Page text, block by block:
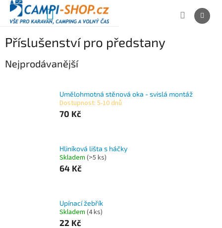
Přejít
obsah
NÁKUPNÍ
Příslušenství pro předstany
Nejprodávanější
Umělohmotná stěnová oka - svislá montáž
Dostupnost: 5-10 dnů
70 Kč
Hliníková lišta s háčky
Skladem (>5 ks)
64 Kč
Upínací žebřík
Skladem (4 ks)
22 Kč